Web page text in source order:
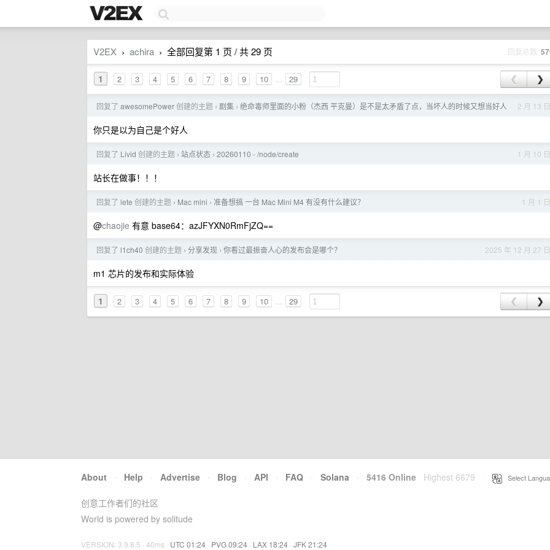
V2EX › achira › 全部回复第 1 页 / 共 29 页 回复总数
1 2 3 4 5 6 7 8 9 10 ... 29 ❮ ❯
2 月 13 日
回复了 awesomePower创建的主题 › 剧集 › 绝命毒师里面的小粉（杰西 平克曼）是不是太矛盾了点，当坏人的时候又想当好人
你只是以为自己是个好人
1 月 10 日
回复了 Livid 创建的主题 › 站点状态 › 20260110 - /node/create
站长在做事！！！
1 月 1 日
回复了 lete 创建的主题 › Mac mini › 准备想搞 一台 Mac Mini M4 有没有什么建议？
@chaojie 有意 base64：azJFYXN0RmFjZQ==
2025 年 12 月 27 日
回复了 l1ch40 创建的主题 › 分享发现 › 你看过最振奋人心的发布会是哪个？
m1 芯片的发布和实际体验
1 2 3 4 5 6 7 8 9 10 ... 29 ❮ ❯
About · Help · Advertise · Blog · API · FAQ · Solana · 5416 Online Highest 6679 Select
创意工作者们的社区
World is powered by solitude
VERSION: 3.9.8.5 · 40ms · UTC 01:24 · PVG 09:24 · LAX 18:24 · JFK 21:24